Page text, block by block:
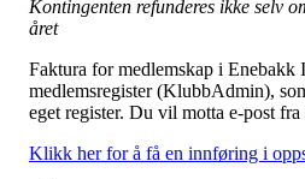
Kontingenten refunderes ikke selv
året
Faktura for medlemskap i Enebakk
medlemsregister (KlubbAdmin),
eget register. Du vil motta e-post
Klikk her for å få en innføring i